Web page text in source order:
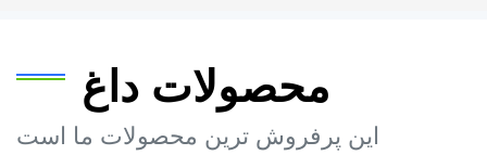
محصولات داغ
این پرفروش ترین محصولات ما است